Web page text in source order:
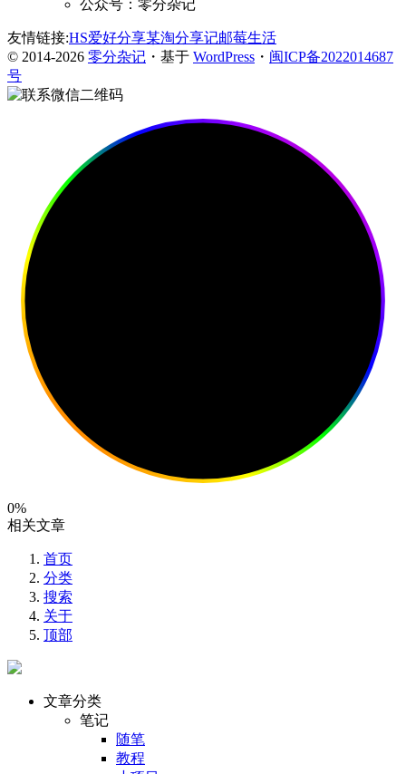
公众号：零分杂记
友情链接:HS爱好分享某淘分享记邮莓生活
© 2014-2026 零分杂记 ・基于 WordPress ・ 闽ICP备2022014687
号
0%
相关文章
首页
分类
搜索
关于
顶部
文章分类
笔记
随笔
教程